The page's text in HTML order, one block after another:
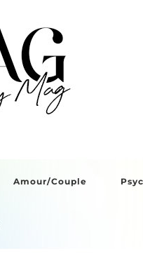
Amour/Couple